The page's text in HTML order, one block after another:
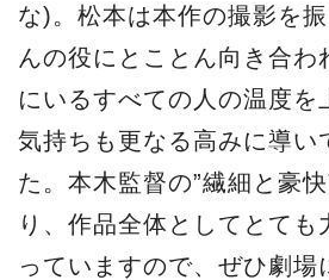
な)。松本は本作の撮影を
んの役にとことん向き合わ
にいるすべての人の温度を
気持ちも更なる高みに導い
た。本木監督の”繊細と豪
り、作品全体としてとても
っていますので、ぜひ劇場